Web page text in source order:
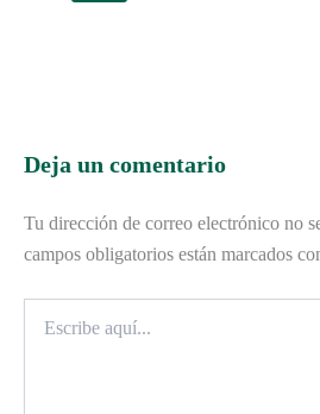
Deja un comentario
Tu dirección de correo electrónico no
campos obligatorios están marcados
aquí...